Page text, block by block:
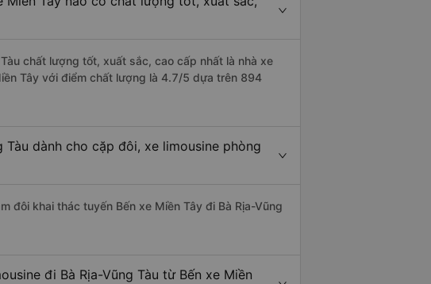
chất lượng tốt, xuất sắc, cao cấp nhất là nhà xe
Tây với điểm chất lượng là 4.7/5 dựa trên 894
Tàu dành cho cặp đôi, xe limousine phòng
đôi khai thác tuyến Bến xe Miền Tây đi Bà Rịa-Vũng
đi Bà Rịa-Vũng Tàu từ Bến xe Miền